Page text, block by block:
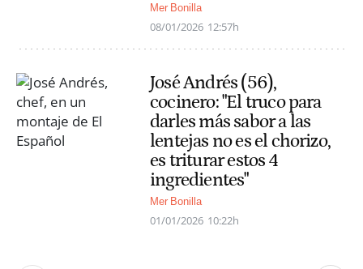
Mer Bonilla
08/01/2026 12:57h
José Andrés (56),
cocinero: "El truco para
darles más sabor a las
lentejas no es el chorizo,
es triturar estos 4
ingredientes"
Mer Bonilla
01/01/2026 10:22h